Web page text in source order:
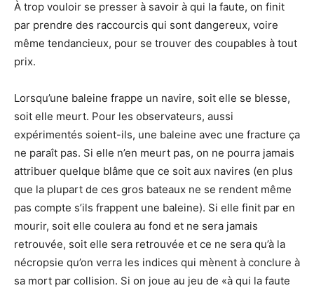
À trop vouloir se presser à savoir à qui la faute, on finit
par prendre des raccourcis qui sont dangereux, voire
même tendancieux, pour se trouver des coupables à tout
prix.
Lorsqu’une baleine frappe un navire, soit elle se blesse,
soit elle meurt. Pour les observateurs, aussi
expérimentés soient-ils, une baleine avec une fracture ça
ne paraît pas. Si elle n’en meurt pas, on ne pourra jamais
attribuer quelque blâme que ce soit aux navires (en plus
que la plupart de ces gros bateaux ne se rendent même
pas compte s’ils frappent une baleine). Si elle finit par en
mourir, soit elle coulera au fond et ne sera jamais
retrouvée, soit elle sera retrouvée et ce ne sera qu’à la
nécropsie qu’on verra les indices qui mènent à conclure à
sa mort par collision. Si on joue au jeu de «à qui la faute